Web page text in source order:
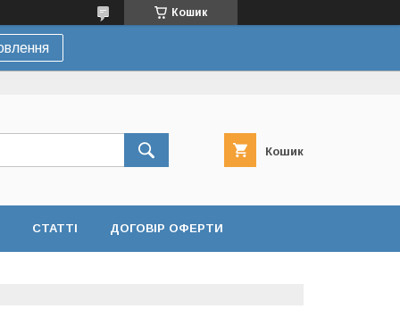
Кошик
Кошик
СТАТТІ ДОГОВІР ОФЕРТИ